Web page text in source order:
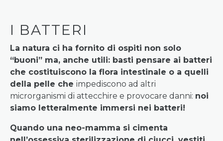
I BATTERI
La natura ci ha fornito di ospiti non solo
“buoni” ma, anche utili: basti pensare ai batteri
che costituiscono la flora intestinale o a quelli
della pelle che impediscono ad altri
microrganismi di attecchire e provocare danni: noi
siamo letteralmente immersi nei batteri!
Quando una neo-mamma si cimenta